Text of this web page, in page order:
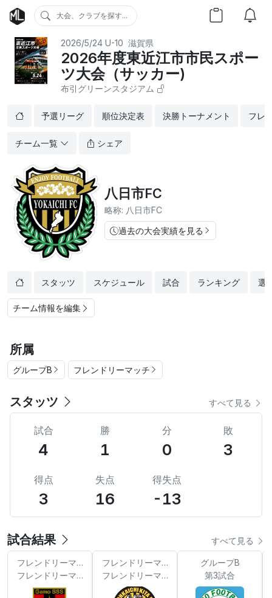
大会、クラブを探す...
2026/5/24 U-10 滋賀県
2026年度東近江市市民スポー
ツ大会（サッカー)
布引グリーンスタジアム
予選リーグ 順位決定表 決勝トーナメント フレ
チーム一覧 シェア
八日市FC
略称: 八日市FC
過去の大会実績を見る
スタッツ スケジュール 試合 ランキング 選
チーム情報を編集
所属
グループB フレンドリーマッチ
スタッツ すべて見る
試合
4
勝
1
分
0
敗
3
得点
3
失点
16
得失点
-13
試合結果 すべて見る
フレンドリーマッチ
フレンドリーマッチ3位同士 三つ巴戦 12分1本×3
フレンドリーマッチ
フレンドリーマッチ3位同士 三つ巴戦 12
グループB
第3試合